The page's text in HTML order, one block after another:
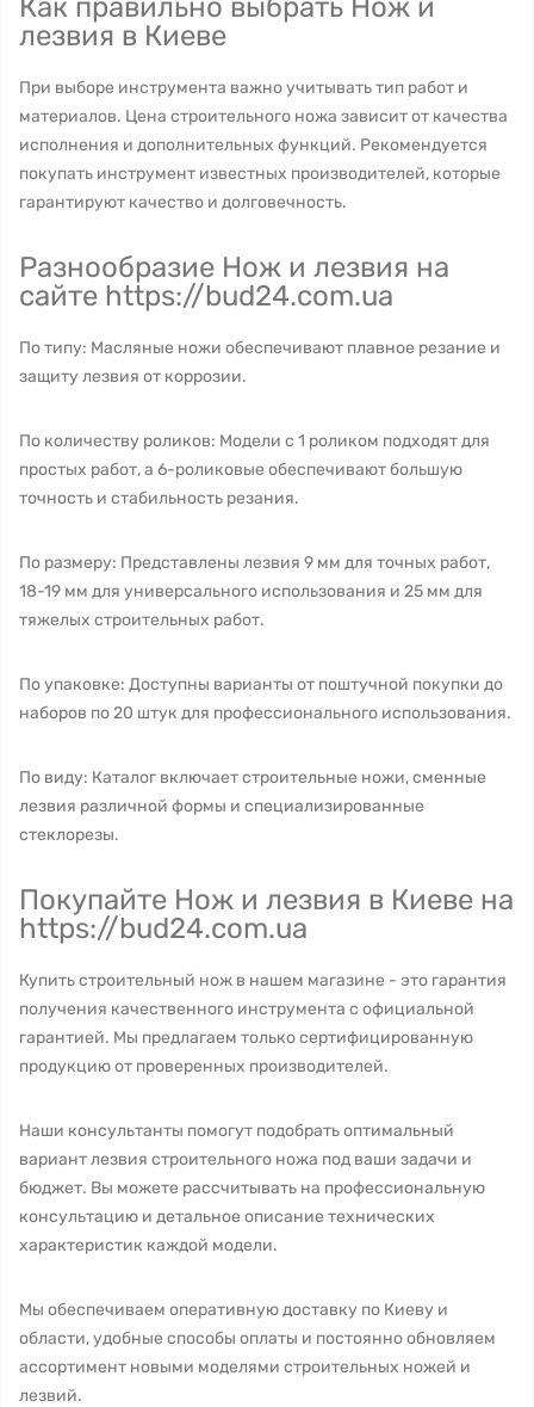
Как правильно выбрать Нож и
лезвия в Киеве
При выборе инструмента важно учитывать тип работ и
материалов. Цена строительного ножа зависит от качества
исполнения и дополнительных функций. Рекомендуется
покупать инструмент известных производителей, которые
гарантируют качество и долговечность.
Разнообразие Нож и лезвия на
сайте https://bud24.com.ua
По типу: Масляные ножи обеспечивают плавное резание и
защиту лезвия от коррозии.
По количеству роликов: Модели с 1 роликом подходят для
простых работ, а 6-роликовые обеспечивают большую
точность и стабильность резания.
По размеру: Представлены лезвия 9 мм для точных работ,
18-19 мм для универсального использования и 25 мм для
тяжелых строительных работ.
По упаковке: Доступны варианты от поштучной покупки до
наборов по 20 штук для профессионального использования.
По виду: Каталог включает строительные ножи, сменные
лезвия различной формы и специализированные
стеклорезы.
Покупайте Нож и лезвия в Киеве на
https://bud24.com.ua
Купить строительный нож в нашем магазине - это гарантия
получения качественного инструмента с официальной
гарантией. Мы предлагаем только сертифицированную
продукцию от проверенных производителей.
Наши консультанты помогут подобрать оптимальный
вариант лезвия строительного ножа под ваши задачи и
бюджет. Вы можете рассчитывать на профессиональную
консультацию и детальное описание технических
характеристик каждой модели.
Мы обеспечиваем оперативную доставку по Киеву и
области, удобные способы оплаты и постоянно обновляем
ассортимент новыми моделями строительных ножей и
лезвий.